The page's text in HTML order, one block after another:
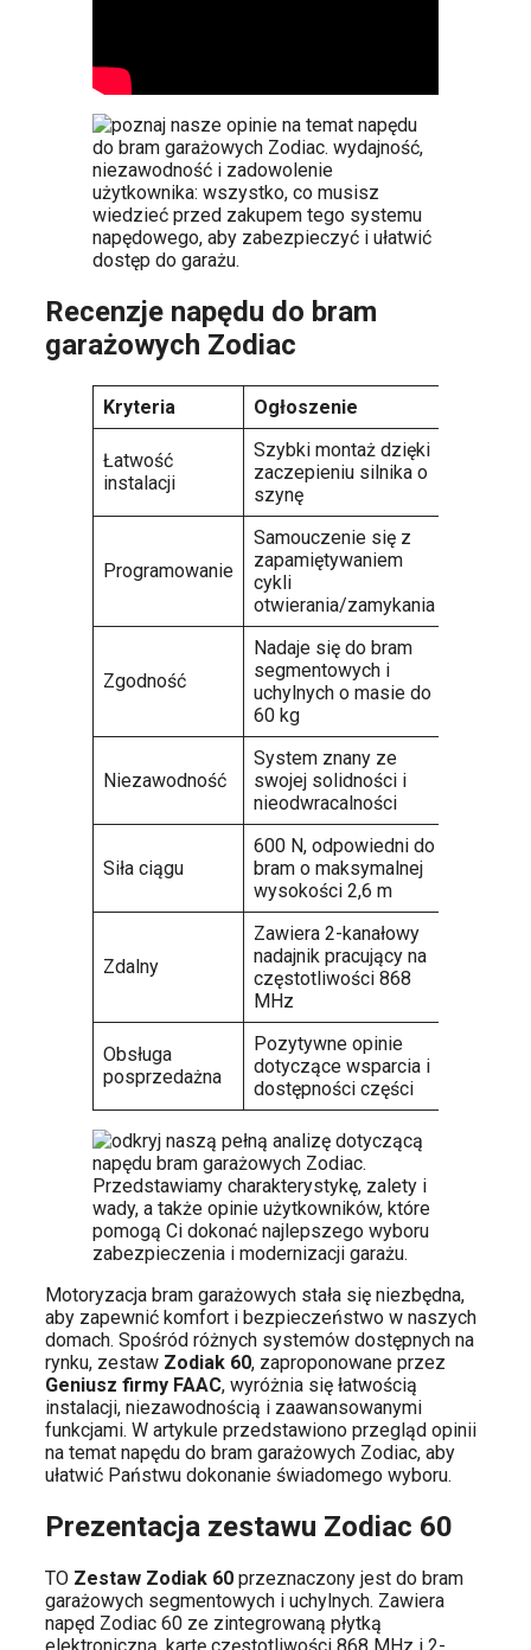
Recenzje napędu do bram
garażowych Zodiac
Kryteria Ogłoszenie
Łatwość
instalacji
Szybki montaż dzięki
zaczepieniu silnika o
szynę
Programowanie
Samouczenie się z
zapamiętywaniem
cykli
otwierania/zamykania
Zgodność
Nadaje się do bram
segmentowych i
uchylnych o masie do
60 kg
Niezawodność
System znany ze
swojej solidności i
nieodwracalności
Siła ciągu
600 N, odpowiedni do
bram o maksymalnej
wysokości 2,6 m
Zdalny
Zawiera 2-kanałowy
nadajnik pracujący na
częstotliwości 868
MHz
Obsługa
posprzedażna
Pozytywne opinie
dotyczące wsparcia i
dostępności części
Motoryzacja bram garażowych stała się niezbędna,
aby zapewnić komfort i bezpieczeństwo w naszych
domach. Spośród różnych systemów dostępnych na
rynku, zestaw Zodiak 60, zaproponowane przez
Geniusz firmy FAAC, wyróżnia się łatwością
instalacji, niezawodnością i zaawansowanymi
funkcjami. W artykule przedstawiono przegląd opinii
na temat napędu do bram garażowych Zodiac, aby
ułatwić Państwu dokonanie świadomego wyboru.
Prezentacja zestawu Zodiac 60
TO Zestaw Zodiak 60 przeznaczony jest do bram
garażowych segmentowych i uchylnych. Zawiera
napęd Zodiac 60 ze zintegrowaną płytką